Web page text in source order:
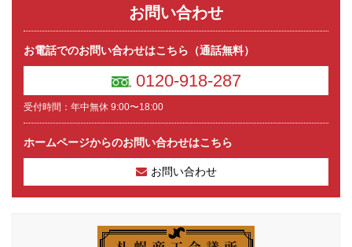
お問い合わせ
お電話でのお問い合わせはこちら（通話無料）
0120-918-287
受付時間：年中無休 9:00〜18:00
ホームページからのお問い合わせはこちら
お問い合わせ